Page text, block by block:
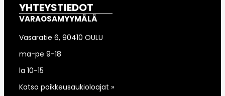
YHTEYSTIEDOT
VARAOSAMYYMÄLÄ
Vasaratie 6, 90410 OULU
ma-pe 9-18
la 10-15
Katso poikkeusaukioloajat »